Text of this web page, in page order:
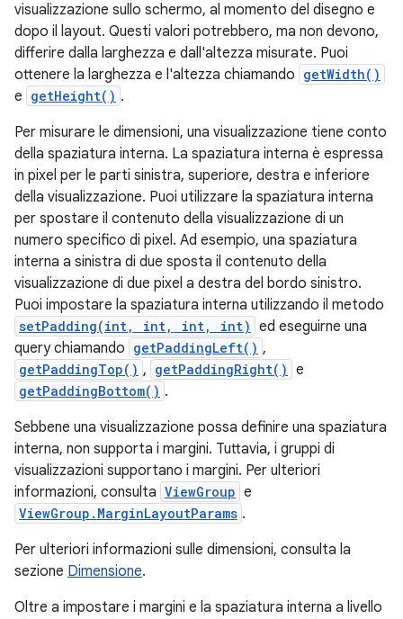
visualizzazione sullo schermo, al momento del disegno e
dopo il layout. Questi valori potrebbero, ma non devono,
differire dalla larghezza e dall'altezza misurate. Puoi
ottenere la larghezza e l'altezza chiamando getWidth()
e getHeight() .
Per misurare le dimensioni, una visualizzazione tiene conto
della spaziatura interna. La spaziatura interna è espressa
in pixel per le parti sinistra, superiore, destra e inferiore
della visualizzazione. Puoi utilizzare la spaziatura interna
per spostare il contenuto della visualizzazione di un
numero specifico di pixel. Ad esempio, una spaziatura
interna a sinistra di due sposta il contenuto della
visualizzazione di due pixel a destra del bordo sinistro.
Puoi impostare la spaziatura interna utilizzando il metodo
setPadding(int, int, int, int) ed eseguirne una
query chiamando getPaddingLeft() ,
getPaddingTop() , getPaddingRight() e
getPaddingBottom() .
Sebbene una visualizzazione possa definire una spaziatura
interna, non supporta i margini. Tuttavia, i gruppi di
visualizzazioni supportano i margini. Per ulteriori
informazioni, consulta ViewGroup e
ViewGroup.MarginLayoutParams .
Per ulteriori informazioni sulle dimensioni, consulta la
sezione Dimensione.
Oltre a impostare i margini e la spaziatura interna a livello